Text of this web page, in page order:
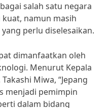
salah satu negara
namun masih
perlu diselesaikan.
dimanfaatkan oleh
Menurut Kepala
Miwa, “Jepang
menjadi pemimpin
dalam bidang